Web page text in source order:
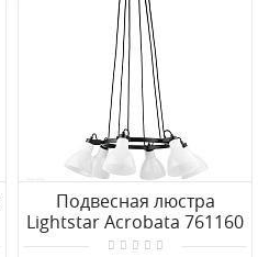
Подвесная люстра
Lightstar Acrobata 761160